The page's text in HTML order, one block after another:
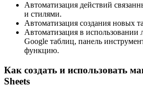
Автоматизация действий
и стилями.
Автоматизация создания новых
Автоматизация в
Google таблиц, панель
функцию.
Как создать и использовать
Sheets